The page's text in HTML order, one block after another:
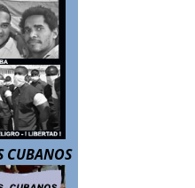
CUBANOS